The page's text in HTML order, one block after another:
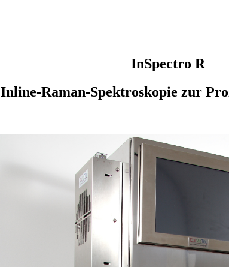
InSpectro R
Inline-Raman-Spektroskopie zur